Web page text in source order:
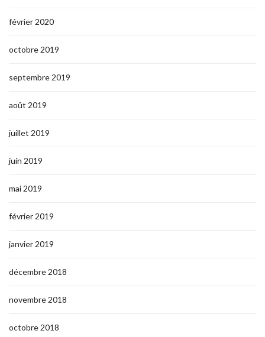
février 2020
octobre 2019
septembre 2019
août 2019
juillet 2019
juin 2019
mai 2019
février 2019
janvier 2019
décembre 2018
novembre 2018
octobre 2018